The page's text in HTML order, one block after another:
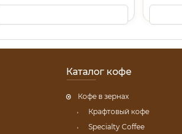
Каталог кофе
Кофе в зернах
Крафтовый кофе
Specialty Coffee